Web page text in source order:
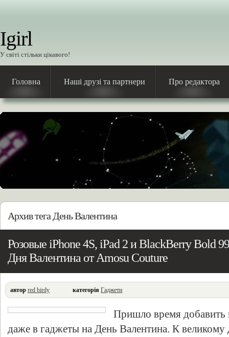
Igirl
У світі стільки цікавого!
Головна Наші друзі та партнери Про редактора
Архив тега День Валентина
Розовые iPhone 4S, iPad 2 и BlackBerry Bold
Дня Валентина от Amosu Couture
автор red birdy категорія Гаджети
Пришло время добавить
даже в гаджеты на День Валентина. К